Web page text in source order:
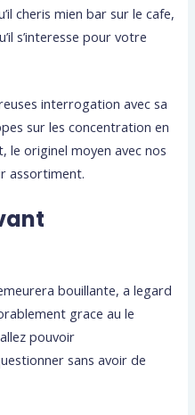
cheris mien bar sur le cafe,
s’interesse pour votre
interrogation avec sa
sur les concentration en
le originel moyen avec nos
assortiment.
bouillante, a legard
grace au le
pouvoir
sans avoir de